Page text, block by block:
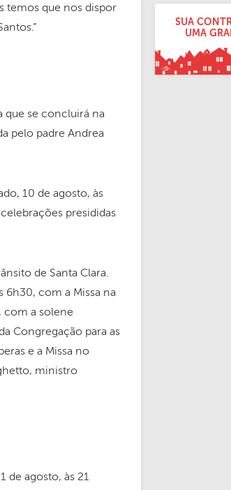
temos que nos dispor
que se concluirá na
pelo padre Andrea
10 de agosto, às
presididas
de Santa Clara.
6h30, com a Missa na
com a solene
Congregação para as
e a Missa no
ministro
de agosto, às 21
SUA
UMA